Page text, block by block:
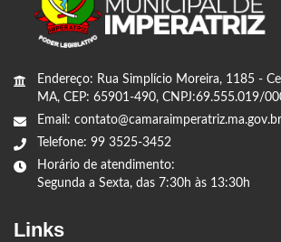
Endereço: Rua Simplício Moreira, 1185 -
MA, CEP: 65901-490, CNPJ:69.555.019/
Email: contato@camaraimperatriz.ma.gov.br
Telefone: 99 3525-3452
Horário de atendimento:
Segunda a Sexta, das 7:30h às 13:30h
Links